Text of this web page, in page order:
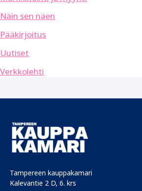
Näin sen näen
Pääkirjoitus
Uutiset
Verkkolehti
Tampereen kauppakamari
Kalevantie 2 D, 6. krs